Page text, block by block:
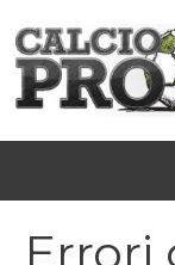
contenuto
Errori